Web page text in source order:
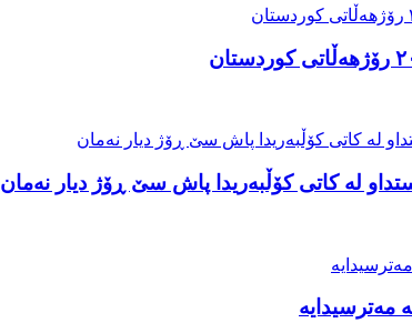
لە کاتی کۆڵبەریدا پاش سێ ڕۆژ دیار نەمان
مەترسیدایە